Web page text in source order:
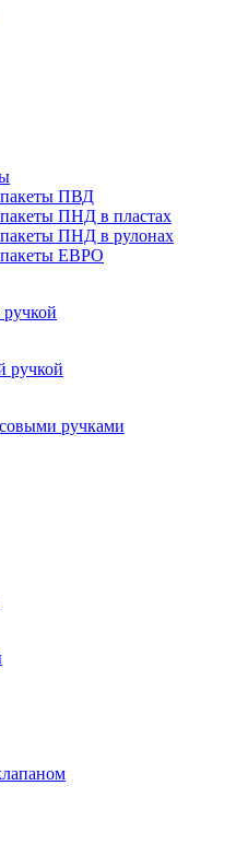
ПВД
ПНД в пластах
ПНД в рулонах
ЕВРО
ручкой
ручками